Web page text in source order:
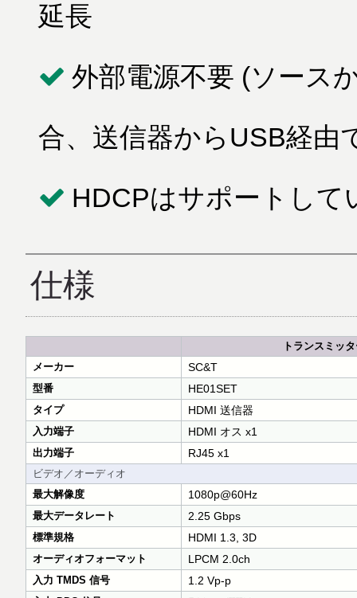
延長
外部電源不要 (ソース
合、送信器からUSB経由
HDCPはサポートして
仕様
トランスミッ
メーカー
SC&T
型番 HE01SET
タイプ HDMI 送信器
入力端子 HDMI オス x1
出力端子 RJ45 x1
ビデオ／オーディオ
最大解像度
1080p@60Hz
最大データレート 2.25 Gbps
標準規格 HDMI 1.3, 3D
オーディオフォーマット LPCM 2.0ch
入力 TMDS 信号 1.2 Vp-p